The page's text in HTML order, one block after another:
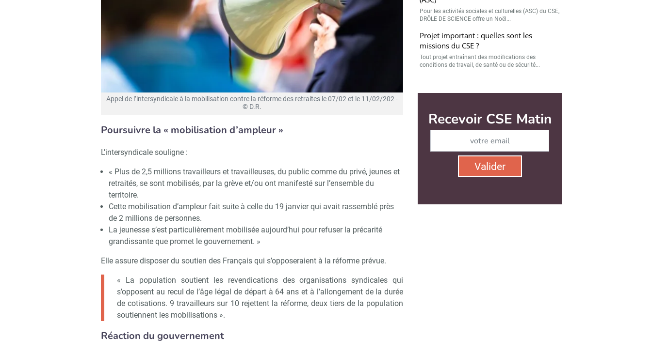
Appel de l’intersyndicale à la mobilisation contre la réforme des retraites le 07/02 et le 11/02/202 -
© D.R.
Poursuivre la « mobilisation d’ampleur »
L’intersyndicale souligne :
« Plus de 2,5 millions travailleurs et travailleuses, du public comme du privé, jeunes et
retraités, se sont mobilisés, par la grève et/ou ont manifesté sur l’ensemble du
territoire.
Cette mobilisation d’ampleur fait suite à celle du 19 janvier qui avait rassemblé près
de 2 millions de personnes.
La jeunesse s’est particulièrement mobilisée aujourd’hui pour refuser la précarité
grandissante que promet le gouvernement. »
Elle assure disposer du soutien des Français qui s’opposeraient à la réforme prévue.
« La population soutient les revendications des organisations syndicales qui
s’opposent au recul de l’âge légal de départ à 64 ans et à l’allongement de la durée
de cotisations. 9 travailleurs sur 10 rejettent la réforme, deux tiers de la population
soutiennent les mobilisations ».
Réaction du gouvernement
Pour les activités sociales et culturelles (ASC) du CSE,
DRÔLE DE SCIENCE offre un Noël...
Projet important : quelles sont les
missions du CSE ?
Tout projet entraînant des modifications des
conditions de travail, de santé ou de sécurité...
Recevoir CSE Matin